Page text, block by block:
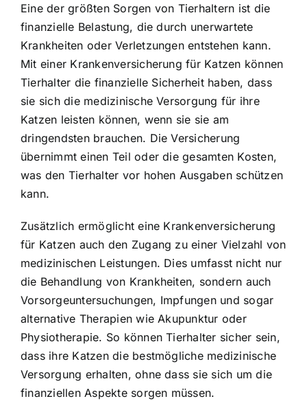
Eine der größten Sorgen von Tierhaltern ist die
finanzielle Belastung, die durch unerwartete
Krankheiten oder Verletzungen entstehen kann.
Mit einer Krankenversicherung für Katzen können
Tierhalter die finanzielle Sicherheit haben, dass
sie sich die medizinische Versorgung für ihre
Katzen leisten können, wenn sie sie am
dringendsten brauchen. Die Versicherung
übernimmt einen Teil oder die gesamten Kosten,
was den Tierhalter vor hohen Ausgaben schützen
kann.
Zusätzlich ermöglicht eine Krankenversicherung
für Katzen auch den Zugang zu einer Vielzahl von
medizinischen Leistungen. Dies umfasst nicht nur
die Behandlung von Krankheiten, sondern auch
Vorsorgeuntersuchungen, Impfungen und sogar
alternative Therapien wie Akupunktur oder
Physiotherapie. So können Tierhalter sicher sein,
dass ihre Katzen die bestmögliche medizinische
Versorgung erhalten, ohne dass sie sich um die
finanziellen Aspekte sorgen müssen.